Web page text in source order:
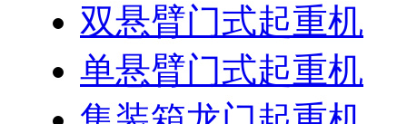
双悬臂门式起重机
单悬臂门式起重机